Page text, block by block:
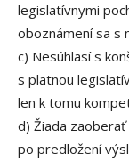
legislatívnymi
oboznámení sa s
c) Nesúhlasí s
s platnou
len k tomu
d) Žiada
po predložení